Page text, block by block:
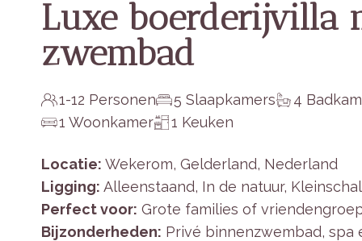
Luxe boerderijvilla
zwembad
1-12 Personen 5 Slaapkamers
4
1 Woonkamer
1 Keuken
Locatie: Wekerom, Gelderland, Nederland
Ligging: Alleenstaand, In de natuur,
Perfect voor: Grote families of
Bijzonderheden: Privé binnenzwembad, spa